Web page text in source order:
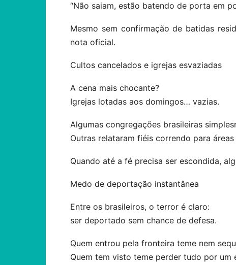
“Não saiam, estão batendo de porta em
Mesmo sem confirmação de batidas
nota oficial.
Cultos cancelados e igrejas esvaziadas
A cena mais chocante?
Igrejas lotadas aos domingos… vazias.
Algumas congregações brasileiras
Outras relataram fiéis correndo para
Quando até a fé precisa ser escondida,
Medo de deportação instantânea
Entre os brasileiros, o terror é claro:
ser deportado sem chance de defesa.
Quem entrou pela fronteira teme nem
Quem tem visto teme perder tudo por um